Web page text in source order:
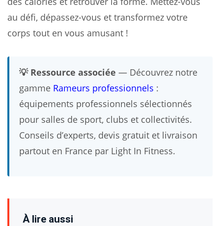
au défi, dépassez-vous et transformez votre
corps tout en vous amusant !
💡 Ressource associée — Découvrez notre
gamme Rameurs professionnels :
équipements professionnels sélectionnés
pour salles de sport, clubs et collectivités.
Conseils d’experts, devis gratuit et livraison
partout en France par Light In Fitness.
À lire aussi